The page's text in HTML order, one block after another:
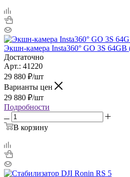
Экшн-камера Insta360° GO 3S
Достаточно
Арт.: 41220
29 880 ₽/шт
Варианты цен
29 880 ₽/шт
Подробности
В корзину